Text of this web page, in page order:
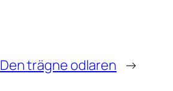
Den trägne odlaren →